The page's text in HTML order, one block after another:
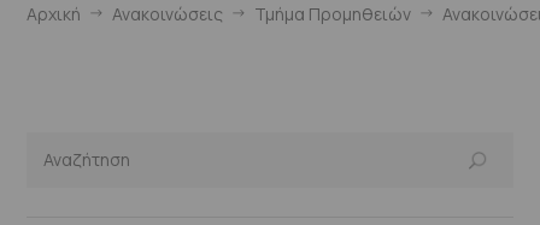
Αρχική Ανακοινώσεις Τμήμα Προμηθειών